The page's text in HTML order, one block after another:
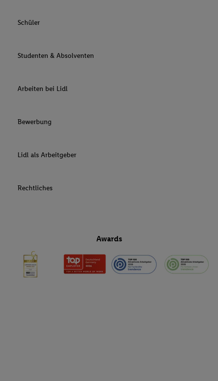
Schüler
Studenten & Absolventen
Arbeiten bei Lidl
Bewerbung
Lidl als Arbeitgeber
Rechtliches
Awards